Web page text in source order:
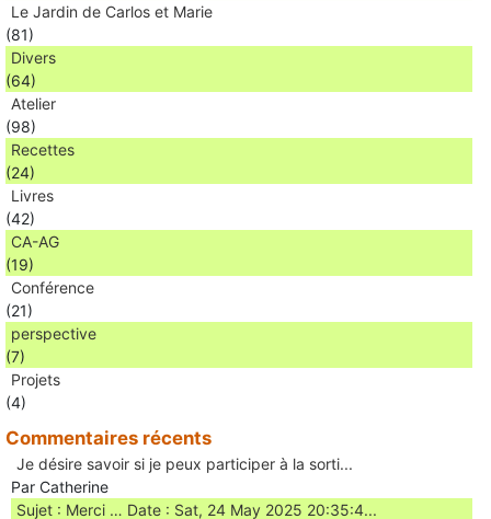
Le Jardin de Carlos et Marie
(81)
Divers
(64)
Atelier
(98)
Recettes
(24)
Livres
(42)
CA-AG
(19)
Conférence
(21)
perspective
(7)
Projets
(4)
Commentaires récents
Je désire savoir si je peux participer à la sorti...
Par Catherine
Sujet : Merci … Date : Sat, 24 May 2025 20:35:4...